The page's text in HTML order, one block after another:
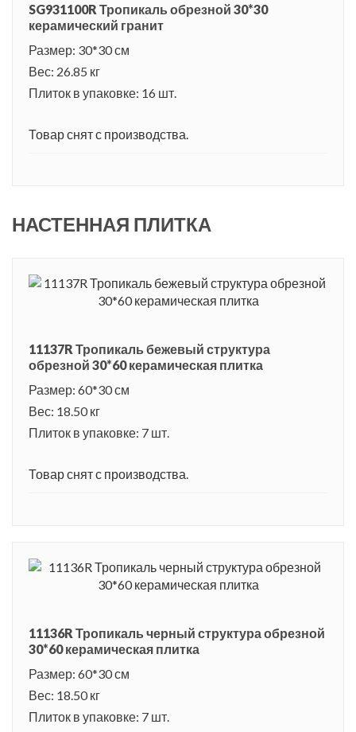
SG931100R Тропикаль обрезной 30*30
керамический гранит
Размер: 30*30 см
Вес: 26.85 кг
Плиток в упаковке: 16 шт.
Товар снят с производства.
НАСТЕННАЯ ПЛИТКА
11137R Тропикаль бежевый структура
обрезной 30*60 керамическая плитка
Размер: 60*30 см
Вес: 18.50 кг
Плиток в упаковке: 7 шт.
Товар снят с производства.
11136R Тропикаль черный структура обрезной
30*60 керамическая плитка
Размер: 60*30 см
Вес: 18.50 кг
Плиток в упаковке: 7 шт.